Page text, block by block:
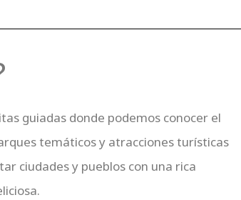
guiadas donde podemos conocer el
temáticos y atracciones turísticas
ciudades y pueblos con una rica